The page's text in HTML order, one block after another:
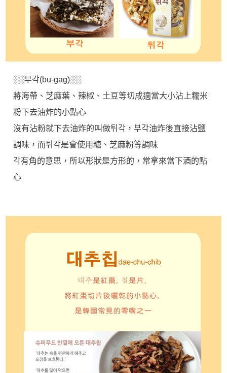
░░부각(bu-gag)░░
將海帶、芝麻葉、辣椒、土豆等切成適當大小沾上糯米
粉下去油炸的小點心
沒有沾粉就下去油炸的叫做튀각，부각油炸後直接沾鹽
調味，而튀각是會使用糖、芝麻粉等調味
각有角的意思，所以形狀是方形的，常拿來當下酒的點
心